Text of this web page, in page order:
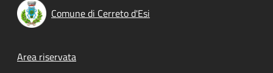
Comune di Cerreto d'Esi
Footer menu
Area riservata